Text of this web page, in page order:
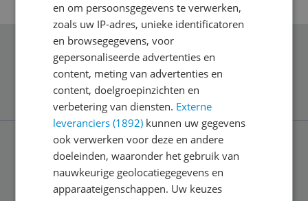
Schrijf je in voor onze nieuwsbrief
Service
en om persoonsgegevens te verwerken,
zoals uw IP-adres, unieke identificatoren
en browsegegevens, voor
gepersonaliseerde advertenties en
content, meting van advertenties en
content, doelgroepinzichten en
verbetering van diensten. Externe
leveranciers (1892) kunnen uw gegevens
ook verwerken voor deze en andere
doeleinden, waaronder het gebruik van
nauwkeurige geolocatiegegevens en
apparaateigenschappen. Uw keuzes